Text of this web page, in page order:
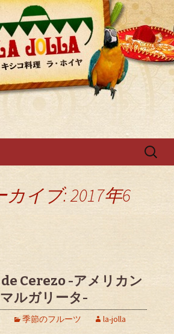
のメキシカン「ラ・
らのお知らせ
検
イブ: 2017年6
Cerezo -アメリカン
ルガリータ-
季節のフルーツ la-jolla